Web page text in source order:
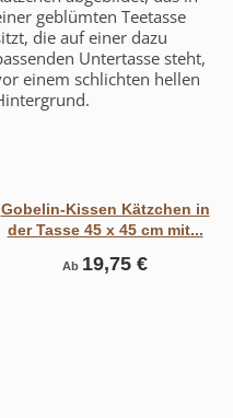
Gobelin-Kissen Kätzchen in
der Tasse 45 x 45 cm mit...
Ab 19,75 €